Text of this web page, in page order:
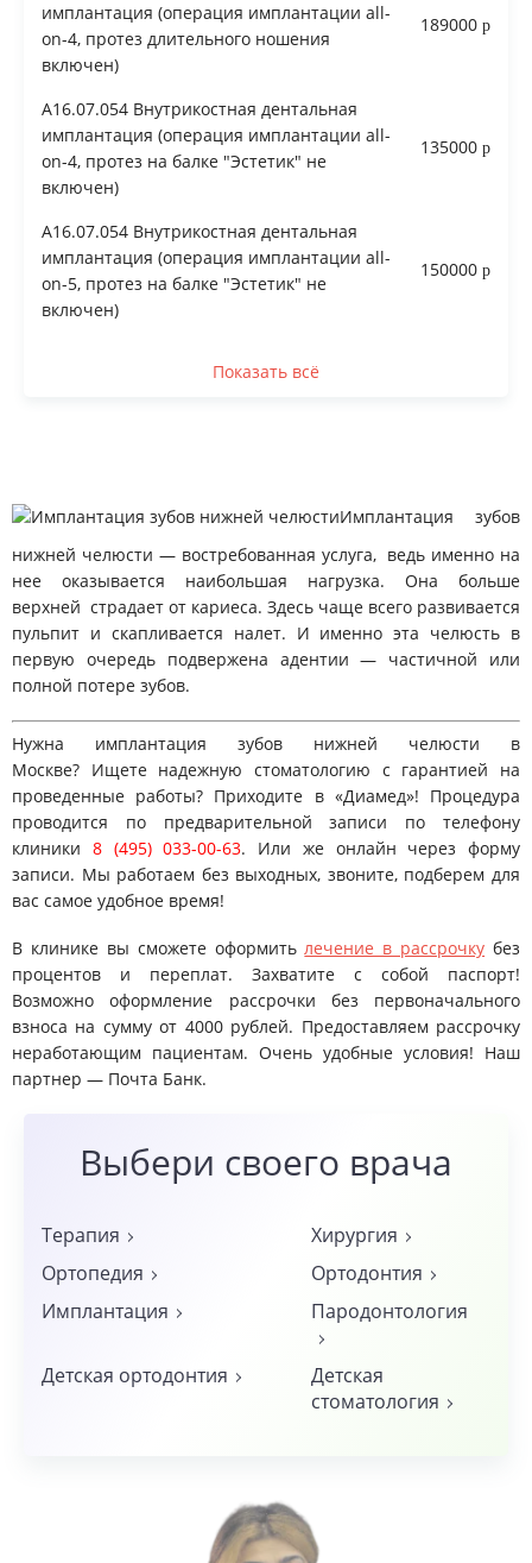
имплантация (операция имплантации all-
on-4, протез длительного ношения
включен)
189000
A16.07.054 Внутрикостная дентальная
имплантация (операция имплантации all-
on-4, протез на балке "Эстетик" не
включен)
135000
A16.07.054 Внутрикостная дентальная
имплантация (операция имплантации all-
on-5, протез на балке "Эстетик" не
включен)
150000
Показать всё
Имплантация зубов
нижней челюсти — востребованная услуга, ведь именно на
нее оказывается наибольшая нагрузка. Она больше
верхней страдает от кариеса. Здесь чаще всего развивается
пульпит и скапливается налет. И именно эта челюсть в
первую очередь подвержена адентии — частичной или
полной потере зубов.
Нужна имплантация зубов нижней челюсти в
Москве? Ищете надежную стоматологию с гарантией на
проведенные работы? Приходите в «Диамед»! Процедура
проводится по предварительной записи по телефону
клиники 8 (495) 033-00-63. Или же онлайн через форму
записи. Мы работаем без выходных, звоните, подберем для
вас самое удобное время!
В клинике вы сможете оформитьлечение в рассрочку без
процентов и переплат. Захватите с собой паспорт!
Возможно оформление рассрочки без первоначального
взноса на сумму от 4000 рублей. Предоставляем рассрочку
неработающим пациентам. Очень удобные условия! Наш
партнер — Почта Банк.
Выбери своего врача
Терапия
Хирургия
Ортопедия
Ортодонтия
Имплантация
Пародонтология
Детская ортодонтия
Детская
стоматология